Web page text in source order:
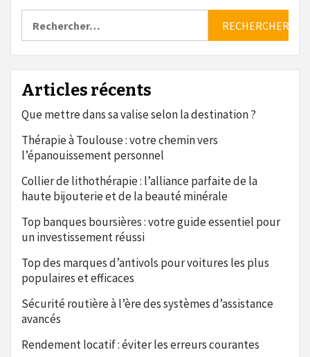
Articles récents
Que mettre dans sa valise selon la destination ?
Thérapie à Toulouse : votre chemin vers
l’épanouissement personnel
Collier de lithothérapie : l’alliance parfaite de la
haute bijouterie et de la beauté minérale
Top banques boursières : votre guide essentiel pour
un investissement réussi
Top des marques d’antivols pour voitures les plus
populaires et efficaces
Sécurité routière à l’ère des systèmes d’assistance
avancés
Rendement locatif : éviter les erreurs courantes